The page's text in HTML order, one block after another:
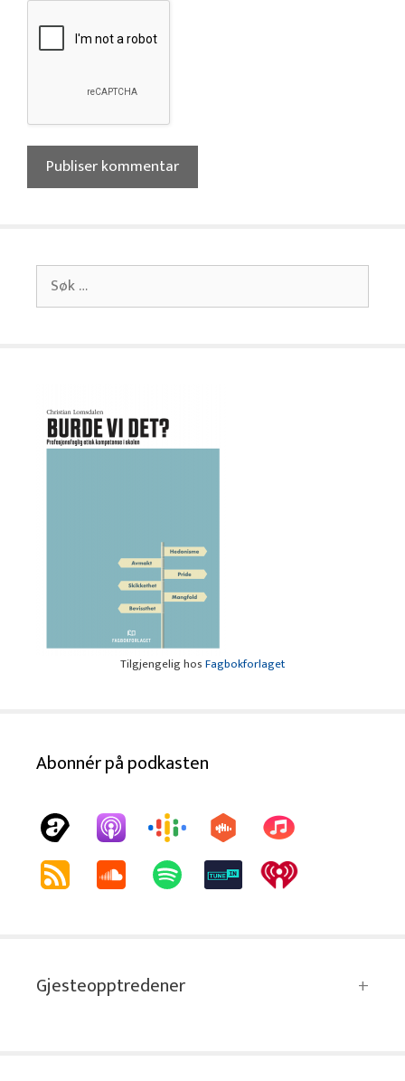
Søk
etter:
Tilgjengelig hosFagbokforlaget
Abonnér på podkasten
Gjesteopptredener